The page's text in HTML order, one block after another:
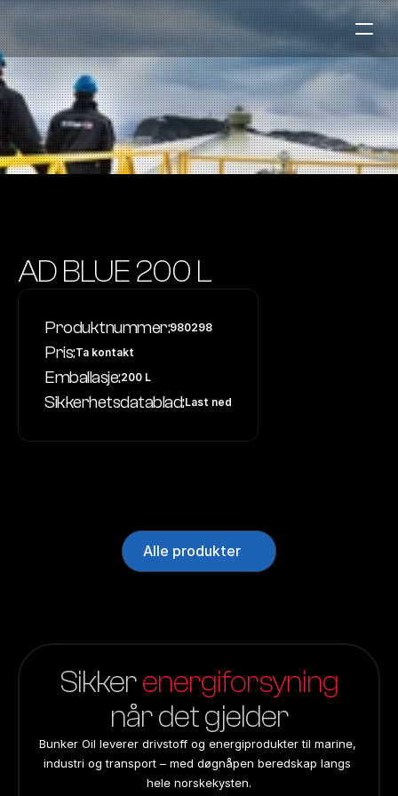
Marine
Auto & Industri
Bensinstasjoner
Våre Produkter
Om Selskapet
Kontakt oss
AD BLUE 200 L
Produktnummer:980298
Pris:Ta kontakt
Emballasje:200 L
Sikkerhetsdatablad:Last ned
Alle produkter
Sikker energiforsyning
når det gjelder
Bunker Oil leverer drivstoff og energiprodukter til marine,
industri og transport – med døgnåpen beredskap langs
hele norskekysten.